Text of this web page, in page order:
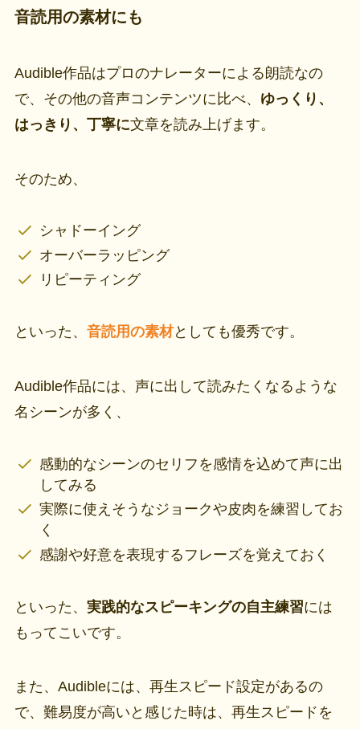
音読用の素材にも
Audible作品はプロのナレーターによる朗読なの
で、その他の音声コンテンツに比べ、 ゆっくり、
はっきり、丁寧に文章を読み上げます。
そのため、
シャドーイング
オーバーラッピング
リピーティング
といった、 音読用の素材としても優秀です。
Audible作品には、声に出して読みたくなるような
名シーンが多く、
感動的なシーンのセリフを感情を込めて声に出
してみる
実際に使えそうなジョークや皮肉を練習してお
く
感謝や好意を表現するフレーズを覚えておく
といった、 実践的なスピーキングの自主練習には
もってこいです。
また、Audibleには、再生スピード設定があるの
で、難易度が高いと感じた時は、再生スピードを